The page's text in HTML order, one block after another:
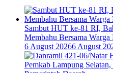
Sambut HUT ke-81 RI,
Membahu Bersama Warga
6 August 20266 August